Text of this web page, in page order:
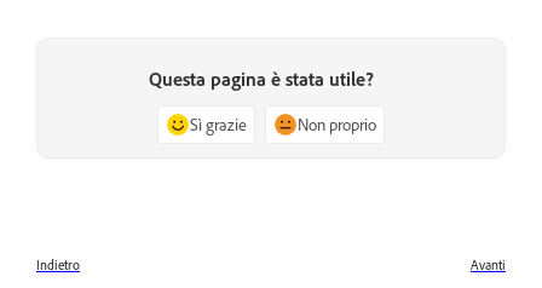
Questa pagina è stata utile?
Sì grazie Non proprio
Indietro Avanti